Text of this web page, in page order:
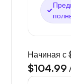
Начиная с
$104.99